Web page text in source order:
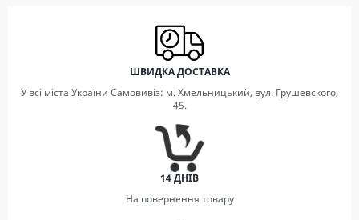
ШВИДКА ДОСТАВКА
У всі міста України Самовивіз: м. Хмельницький, вул. Грушевского,
45.
14 ДНІВ
На повернення товару